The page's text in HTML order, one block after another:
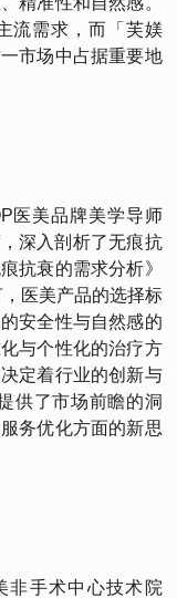
流需求，而「芙媄
市场中占据重要地
医美品牌美学导师
深入剖析了无痕抗
抗衰的需求分析》
医美产品的选择标
安全性与自然感的
与个性化的治疗方
定着行业的创新与
供了市场前瞻的洞
务优化方面的新思
非手术中心技术院